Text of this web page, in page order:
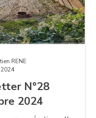
N°28
2024
RENE